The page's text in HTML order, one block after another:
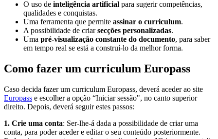
O uso de inteligência artificial para sugerir competências,
qualidades e conquistas.
Uma ferramenta que permite assinar o curriculum.
A possibilidade de criarsecções personalizadas.
Uma pré-visualização constante do documento, para saber
em tempo real se está a construí-lo da melhor forma.
Como fazer um curriculum Europass
Caso decida fazer um curriculum Europass, deverá aceder ao site
Europass e escolher a opção “Iniciar sessão", no canto superior
direito. Depois, deverá seguir estes passos:
1. Crie uma conta: Ser-lhe-á dada a possibilidade de criar uma
conta, para poder aceder e editar o seu conteúdo posteriormente.